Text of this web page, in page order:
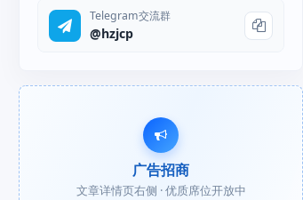
Telegram交流群
@hzjcp
广告招商
文章详情页右侧 · 优质席位开放中